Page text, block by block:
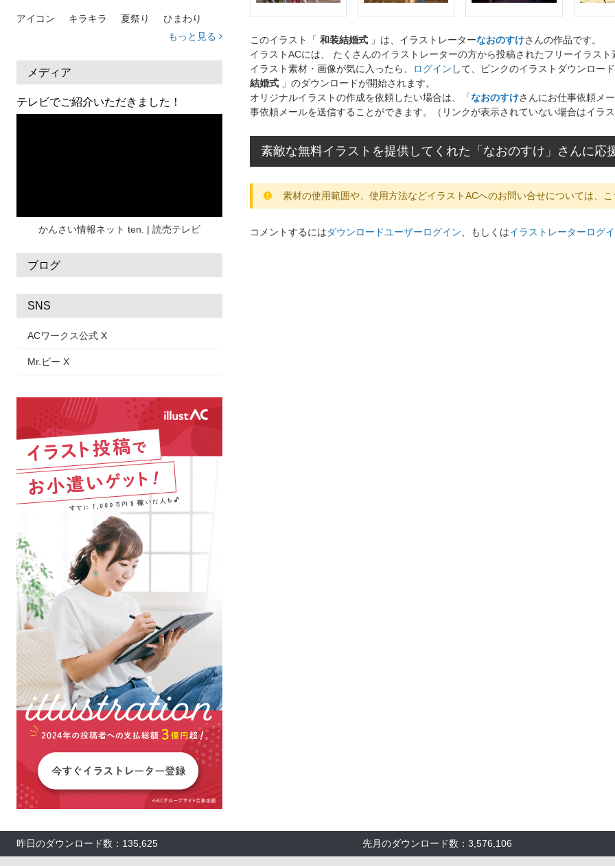
アイコン キラキラ 夏祭り ひまわり
熱中症
人物 暑中見舞い
日本地図 海
もっと見る
メディア
テレビでご紹介いただきました！
かんさい情報ネット ten. | 読売テレビ
ブログ
SNS
ACワークス公式 X
Mr.ビー X
このイラスト「 和装結婚式 」は、イラストレーターなおのすけさんの作品です。
イラストACには、 たくさんのイラストレーターの方から投稿されたフリーイラス
イラスト素材・画像が気に入ったら、
ログイン して、ピンクのイラストダウンロー
結婚式 」のダウンロードが開始されます。
オリジナルイラストの作成を依頼したい場合は、「なおのすけさんにお仕事依頼メ
事依頼メールを送信することができます。（リンクが表示されていない場合はイラ
素敵な無料イラストを提供してくれた「なおのすけ」さんに応
素材の使用範囲や、使用方法などイラストACへのお問い合せについては、
コメントするにはダウンロードユーザーログイン 、もしくはイラストレーターログ
昨日のダウンロード数：135,625 先月のダウンロード数：3,576,106